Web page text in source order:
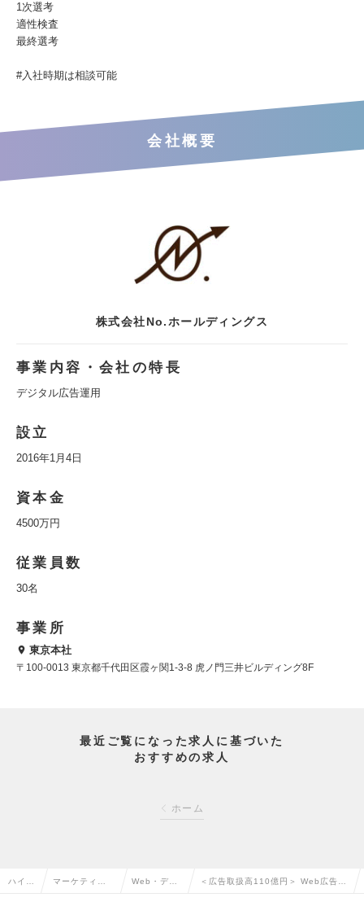
1次選考
適性検査
最終選考
#入社時期は相談可能
会社概要
株式会社No.ホールディングス
事業内容・会社の特長
デジタル広告運用
設立
2016年1月4日
資本金
4500万円
従業員数
30名
事業所
東京本社
〒100-0013 東京都千代田区霞ヶ関1-3-8 虎ノ門三井ビルディング8F
最近ご覧になった求人に基づいた
おすすめの求人
ホーム
ハイク マーケティン Web・デジ ＜広告取扱高110億円＞ Web広告運